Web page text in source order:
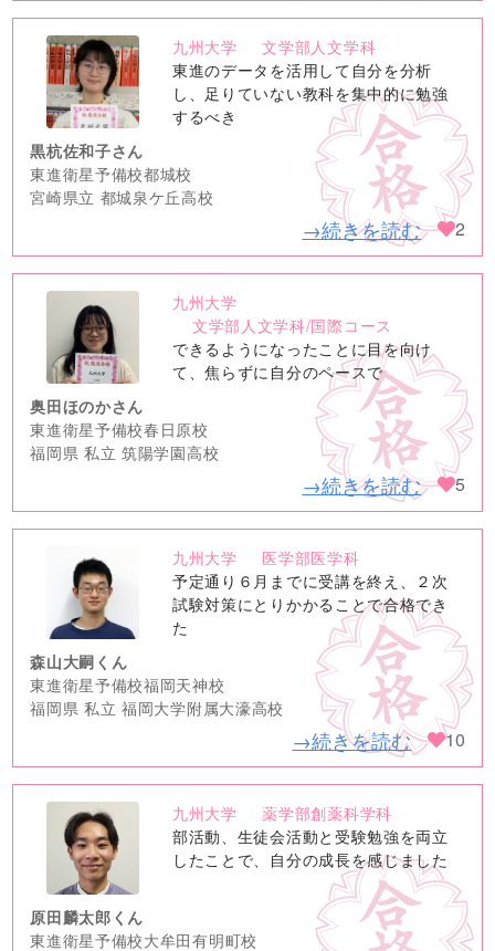
no
image
九州大学
文学部人文学科
東進のデータを活用して自分を分析
し、足りていない教科を集中的に勉強
するべき
黒杭佐和子さん
東進衛星予備校都城校
宮崎県立 都城泉ケ丘高校
→続きを読む 2
no
image
九州大学
文学部人文学科/国際コース
できるようになったことに目を向け
て、焦らずに自分のペースで
奥田ほのかさん
東進衛星予備校春日原校
福岡県 私立 筑陽学園高校
→続きを読む 5
no
image
九州大学
医学部医学科
予定通り６月までに受講を終え、２次
試験対策にとりかかることで合格でき
た
森山大嗣くん
東進衛星予備校福岡天神校
福岡県 私立 福岡大学附属大濠高校
→続きを読む 10
no
image
九州大学
薬学部創薬科学科
部活動、生徒会活動と受験勉強を両立
したことで、自分の成長を感じました
原田麟太郎くん
東進衛星予備校大牟田有明町校